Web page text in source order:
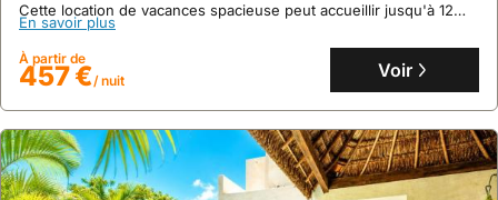
Cette location de vacances spacieuse peut accueillir jusqu'à 12
personnes et dispose d'une piscine, de la climatisation et d'une
connexion Wi-Fi gratuite pour un séjour confortable.
En savoir plus
À partir de
457 €/ nuit Voir